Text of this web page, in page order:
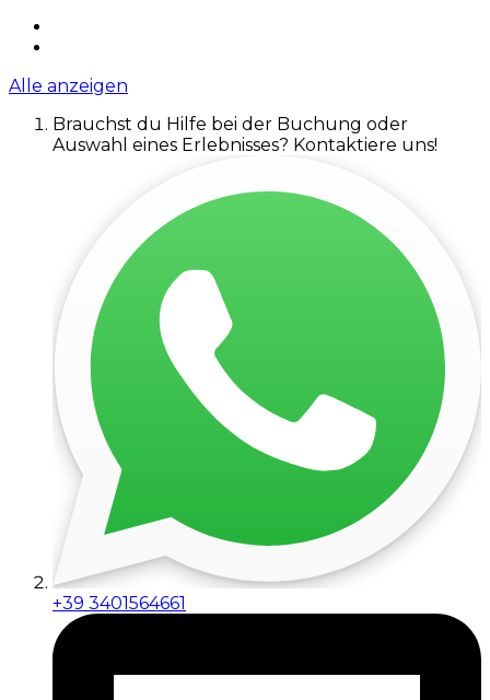
Alle anzeigen
Brauchst du Hilfe bei der Buchung oder
Auswahl eines Erlebnisses? Kontaktiere uns!
+39 3401564661